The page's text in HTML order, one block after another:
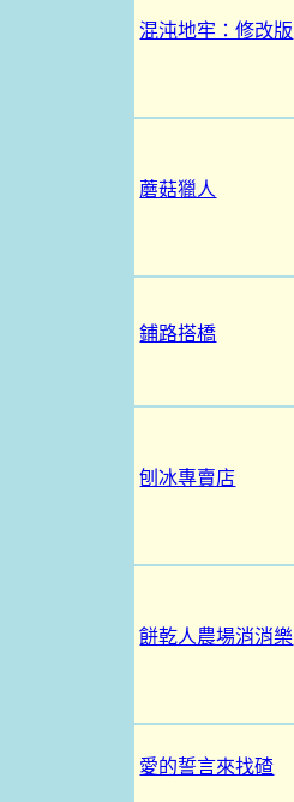
混沌地牢：修改版
蘑菇獵人
鋪路搭橋
刨冰專賣店
餅乾人農場消消樂
愛的誓言來找碴